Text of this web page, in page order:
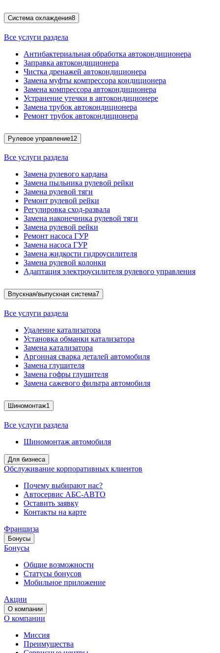
Система охлаждения8
Все услуги раздела
Антибактериальная обработка автокондиционера
Заправка автокондиционера
Чистка дренажей автокондиционера
Замена муфты компрессора кондиционера
Замена компрессора автокондиционера
Устранение утечки в автокондиционере
Замена трубок автокондиционера
Ремонт трубок автокондиционера
Рулевое управление12
Все услуги раздела
Замена рулевого кардана
Замена пыльника рулевой рейки
Замена рулевой тяги
Ремонт рулевой рейки
Регулировка сход-развала
Замена наконечника рулевой тяги
Замена рулевой рейки
Ремонт насоса ГУР
Замена насоса ГУР
Замена жидкости гидроусилителя
Замена рулевой колонки
Адаптация электроусилителя рулевого управления
Впускная/выпускная система7
Все услуги раздела
Удаление катализатора
Установка обманки катализатора
Замена катализатора
Аргонная сварка деталей автомобиля
Замена глушителя
Замена гофры глушителя
Замена сажевого фильтра автомобиля
Шиномонтаж1
Все услуги раздела
Шиномонтаж автомобиля
Для бизнеса
Обслуживание корпоративных клиентов
Почему выбирают нас?
Автосервис АБС-АВТО
Оставить заявку
Контакты на карте
Франшиза
Бонусы
Бонусы
Общие возможности
Статусы бонусов
Мобильное приложение
Акции
О компании
О компании
Миссия
Преимущества